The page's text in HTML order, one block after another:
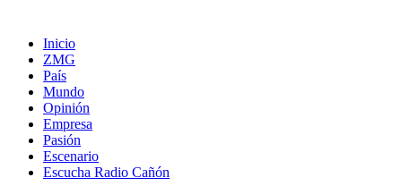
Inicio
ZMG
País
Mundo
Opinión
Empresa
Pasión
Escenario
Escucha Radio Cañón